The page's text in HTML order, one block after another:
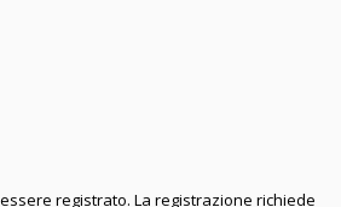
registrato. La registrazione richiede